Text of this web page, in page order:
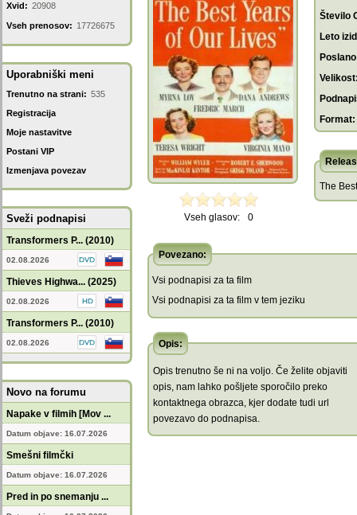
Xvid: 20908
Vseh prenosov: 17726675
Uporabniški meni
Trenutno na strani: 535
Registracija
Moje nastavitve
Postani VIP
Izmenjava povezav
Sveži podnapisi
Transformers P... (2010)
02.08.2026
Thieves Highwa... (2025)
02.08.2026
Transformers P... (2010)
02.08.2026
Novo na forumu
Napake v filmih [Mov ...
Datum objave: 16.07.2026
Smešni filmčki
Datum objave: 16.07.2026
Pred in po snemanju ...
Vseh glasov: 0
Število
Leto
Format:
The
Povezano:
Vsi podnapisi za ta film
Vsi podnapisi za ta film v tem jeziku
Opis:
Opis trenutno še ni na voljo. Če želite objaviti
opis, nam lahko pošljete sporočilo preko
kontaktnega obrazca, kjer dodate tudi url
povezavo do podnapisa.